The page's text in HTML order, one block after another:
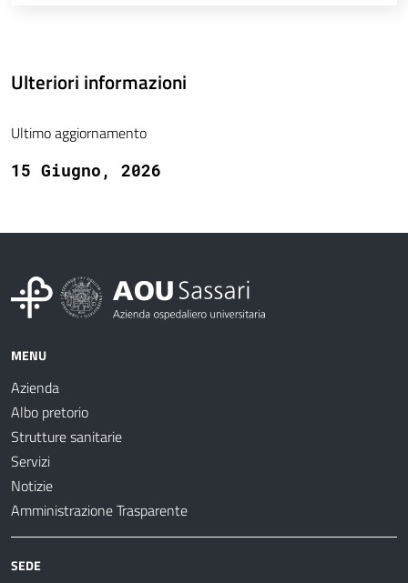
Ulteriori informazioni
Ultimo aggiornamento
15 Giugno, 2026
MENU
Azienda
Albo pretorio
Strutture sanitarie
Servizi
Notizie
Amministrazione Trasparente
SEDE